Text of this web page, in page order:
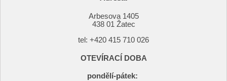
Arbesova 1405
438 01 Žatec
tel: +420 415 710 026
OTEVÍRACÍ DOBA
pondělí-pátek: